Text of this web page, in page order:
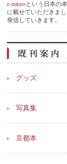
e-natureという日本の
に載せていただきま
発信していきます。
グッズ
写真集
京都本